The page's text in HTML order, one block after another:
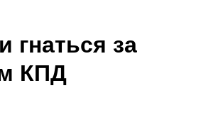
гнаться за
КПД